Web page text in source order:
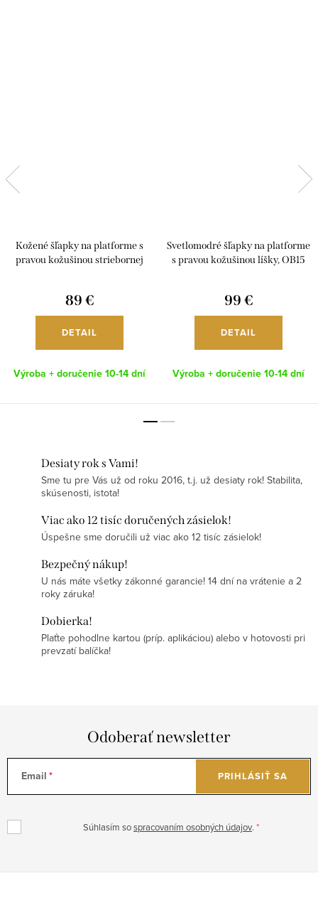
Kožené šľapky na platforme s
pravou kožušinou striebornej
89 €
DETAIL
Výroba + doručenie 10-14 dní
Svetlomodré šľapky na platforme
s pravou kožušinou líšky, OB15
99 €
DETAIL
Výroba + doručenie 10-14 dní
Desiaty rok s Vami!
Sme tu pre Vás už od roku 2016, t.j. už desiaty rok! Stabilita,
skúsenosti, istota!
Viac ako 12 tisíc doručených zásielok!
Úspešne sme doručili už viac ako 12 tisíc zásielok!
Bezpečný nákup!
U nás máte všetky zákonné garancie! 14 dní na vrátenie a 2
roky záruka!
Dobierka!
Plaťte pohodlne kartou (príp. aplikáciou) alebo v hotovosti pri
prevzatí balíčka!
Odoberať newsletter
Email
Súhlasím sospracovaním osobných údajov.
PRIHLÁSIŤ SA